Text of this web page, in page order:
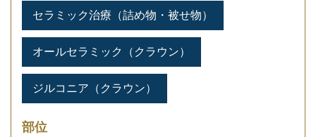
セラミック治療（詰め物・被せ物）
オールセラミック（クラウン）
ジルコニア（クラウン）
部位